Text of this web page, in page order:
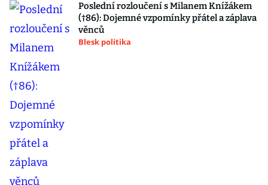
Poslední rozloučení s Milanem Knížákem
(†86): Dojemné vzpomínky přátel a záplava
věnců
Blesk politika